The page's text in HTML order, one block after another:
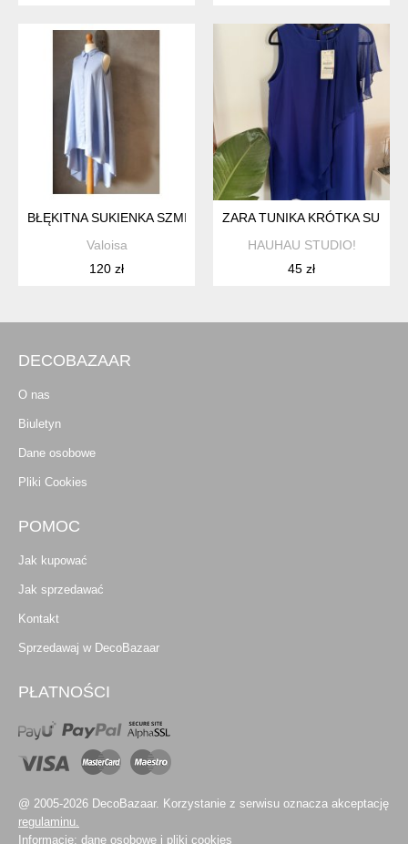
BŁĘKITNA SUKIENKA SZMIZJERKA HIGH-LOW XS S
Valoisa
120 zł
ZARA TUNIKA KRÓTKA
HAUHAU STUDIO!
45 zł
DECOBAZAAR
O nas
Biuletyn
Dane osobowe
Pliki Cookies
POMOC
Jak kupować
Jak sprzedawać
Kontakt
Sprzedawaj w DecoBazaar
PŁATNOŚCI
@ 2005-2026 DecoBazaar. Korzystanie z serwisu oznacza akceptację
regulaminu.
Informacje: dane osobowe i pliki cookies